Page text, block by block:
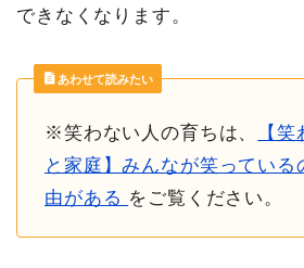
できなくなります。
あわせて読みたい
※笑わない人の育ちは、
【
と家庭】みんなが笑っている
由がある をご覧ください。